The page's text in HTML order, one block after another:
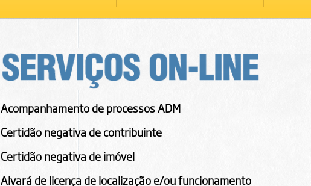
Acompanhamento de processos ADM
Certidão negativa de contribuinte
Certidão negativa de imóvel
Alvará de licença de localização e/ou funcionamento